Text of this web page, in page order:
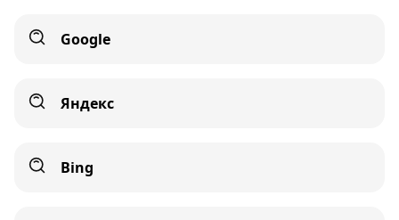
Google
Яндекс
Bing